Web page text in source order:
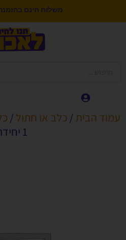
משלוח חינם בהזמנה
עמוד הבית / כלב או חתול /
1 יחידה